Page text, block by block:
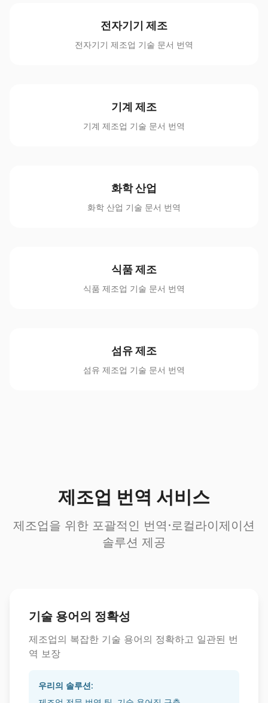
전자기기 제조
전자기기 제조업 기술 문서 번역
기계 제조
기계 제조업 기술 문서 번역
화학 산업
화학 산업 기술 문서 번역
식품 제조
식품 제조업 기술 문서 번역
섬유 제조
섬유 제조업 기술 문서 번역
제조업 번역 서비스
제조업을 위한 포괄적인 번역·로컬라이제이션
솔루션 제공
기술 용어의 정확성
제조업의 복잡한 기술 용어의 정확하고 일관된 번
역 보장
우리의 솔루션: